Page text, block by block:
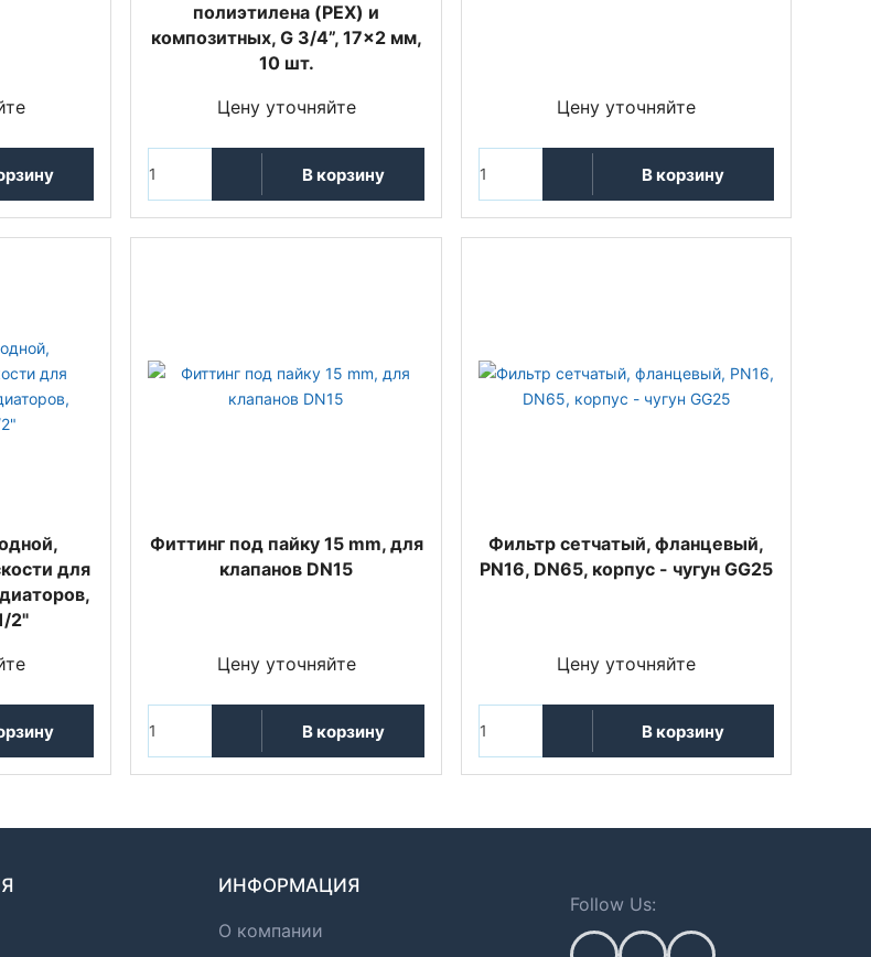
полиэтилена (PEX) и
композитных, G 3/4”, 17x2 мм,
10 шт.
Цену уточняйте
В корзину
Цену уточняйте
В корзину
для
2"
Фиттинг под пайку 15 mm, для
клапанов DN15
Цену уточняйте
В корзину
Фильтр сетчатый, фланцевый,
PN16, DN65, корпус - чугун GG25
Цену уточняйте
В корзину
ИНФОРМАЦИЯ
О компании
Follow Us: